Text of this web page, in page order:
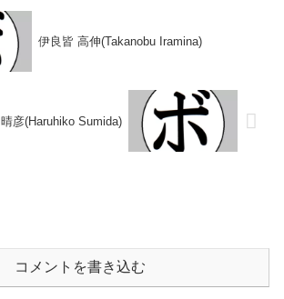
伊良皆 高伸(Takanobu Iramina)
彦(Haruhiko Sumida)
コメントを書き込む